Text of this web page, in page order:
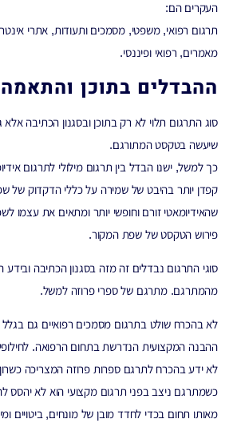
העקרים הם:
תרגום רפואי, משפטי, מסמכים ותעודות, אתרי
מאמרים, רפואי ופיננסי.
ההבדלים בתוכן
סוג התרגום תלוי לא רק בתוכן ובסגנון הכתיבה
שיעשה בטקסט המתורגם.
כך למשל, ישנו הבדל בין תרגום מילולי לתרגום
קפדן יותר בהיבט של שמירה על כללי הדקדוק של
שהאידיומאטי זורם וחופשי יותר ומתאים את עצמו
פירוש הטקסט של שפת המקור.
סוגי התרגום נבדלים זה מזה בסגנון הכתיבה
מהמתרגם. מתרגם של ספרי פרוזה למשל.
לא בהכרח שולט בתרגום מסמכים רפואיים גם בגלל
ההבנה המקצועית הנדרשת בתחום הרפואה.
לא ידע בהכרח לתרגם ספרות פרוזה המצריכה
כשמתרגם ניצב בפני תרגום מקצועי הוא לא יהסס
מאותו תחום בכדי לחדד מובן של מונחים, ביטויים